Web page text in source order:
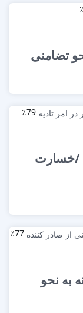
تضامنی
٪79
/خسارت
٪77
به نحو